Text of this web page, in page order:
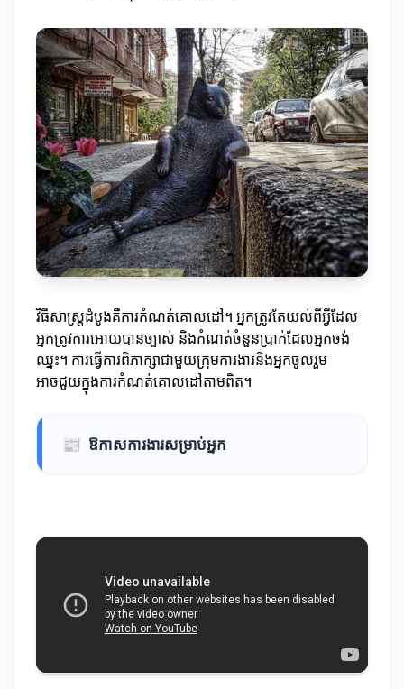
វិធីសាស្ត្រដំបូងគឺការ​កំណត់​គោលដៅ។ អ្នកត្រូវតែយល់ពីអ្វីដែល
អ្នកត្រូវការអោយបានច្បាស់ និងកំណត់ចំនួនប្រាក់ដែលអ្នកចង់
ឈ្នះ។ ការធ្វើការពិភាក្សាជាមួយក្រុមការងារនិងអ្នកចូលរួម
អាចជួយក្នុងការកំណត់គោលដៅតាមពិត។
📰 ឱកាសការងារសម្រាប់អ្នក